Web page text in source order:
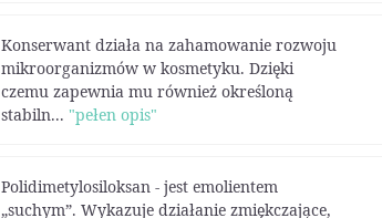
Konserwant działa na zahamowanie rozwoju
mikroorganizmów w kosmetyku. Dzięki
czemu zapewnia mu również określoną
stabiln... "pełen opis"
Polidimetylosiloksan - jest emolientem
„suchym”. Wykazuje działanie zmiękczające,